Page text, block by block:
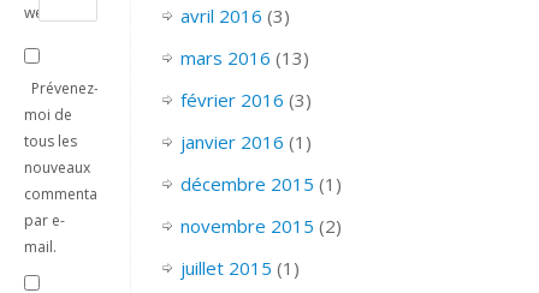
web
Prévenez-
moi de
tous les
nouveaux
commentaires
par e-
mail.
avril 2016 (3)
mars 2016 (13)
février 2016 (3)
janvier 2016 (1)
décembre 2015 (1)
novembre 2015 (2)
juillet 2015 (1)